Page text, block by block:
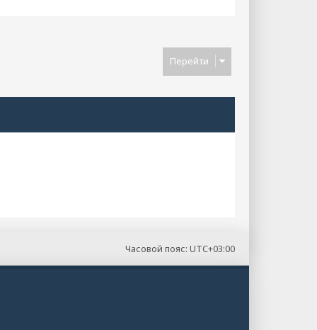
Перейти
Часовой пояс: UTC+03:00